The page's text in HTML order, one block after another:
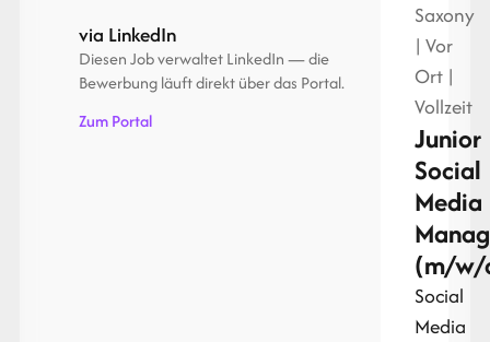
via LinkedIn
Diesen Job verwaltet LinkedIn — die
Bewerbung läuft direkt über das Portal.
Zum Portal
Saxony
| Vor
Ort |
Vollzeit
Junior
Social
Media
(m/
Social
Media